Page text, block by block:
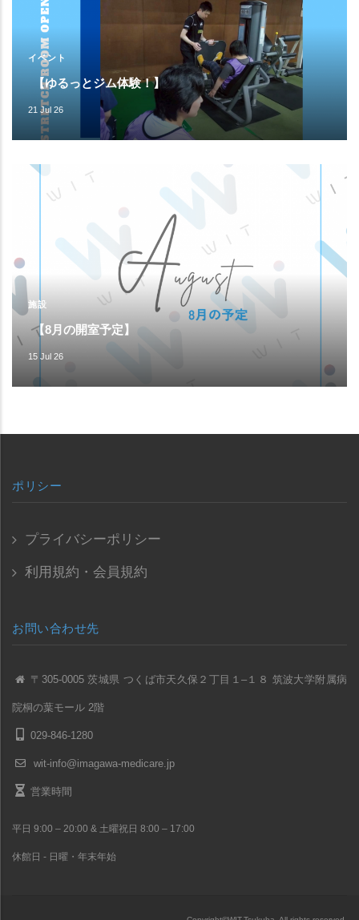
イベント
【ゆるっとジム体験！】
21 Jul 26
施設
【8月の開室予定】
15 Jul 26
ポリシー
プライバシーポリシー
利用規約・会員規約
お問い合わせ先
〒305-0005 茨城県 つくば市天久保２丁目１–１８ 筑波大学附属病
院桐の葉モール 2階
029-846-1280
wit-info@imagawa-medicare.jp
営業時間
平日 9:00 – 20:00 & 土曜祝日 8:00 – 17:00
休館日 - 日曜・年末年始